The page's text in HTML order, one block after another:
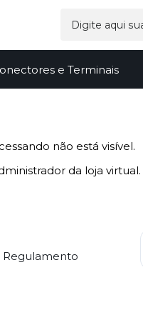
e Terminais
não está visível.
da loja virtual.
Regulamento